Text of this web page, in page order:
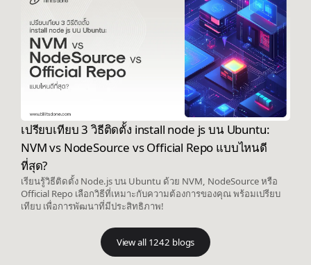
เปรียบเทียบ 3 วิธีติดตั้ง install node js บน Ubuntu:
NVM vs NodeSource vs Official Repo แบบไหนดี
ที่สุด?
เรียนรู้วิธีติดตั้ง Node.js บน Ubuntu ด้วย NVM, NodeSource หรือ
Official Repo เลือกวิธีที่เหมาะกับความต้องการของคุณ พร้อมเปรียบ
เทียบ เพื่อการพัฒนาที่มีประสิทธิภาพ!
View all 1242 blogs